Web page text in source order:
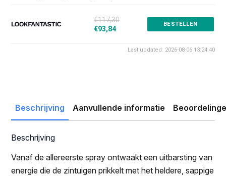
€117,30
€93,84
BESTELLEN
Last updated: 2026-08-06 13:24:40
Beschrijving Aanvullende informatie
Beschrijving
Vanaf de allereerste spray ontwaakt een uitbarsting van
energie die de zintuigen prikkelt met het heldere, sappige